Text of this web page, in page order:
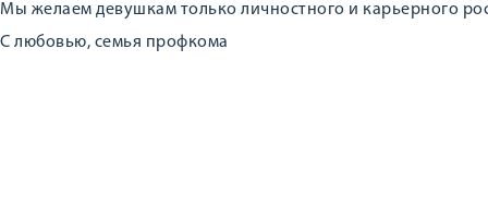
Мы желаем девушкам только личностного и карьерного
С любовью, семья профкома